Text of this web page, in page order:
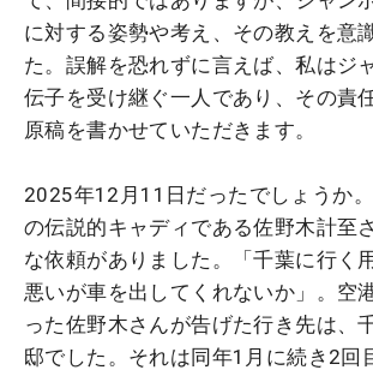
に対する姿勢や考え、その教えを意
た。誤解を恐れずに言えば、私はジ
伝子を受け継ぐ一人であり、その責
原稿を書かせていただきます。
2025年12月11日だったでしょうか
の伝説的キャディである佐野木計至
な依頼がありました。「千葉に行く
悪いが車を出してくれないか」。空
った佐野木さんが告げた行き先は、
邸でした。それは同年1月に続き2回